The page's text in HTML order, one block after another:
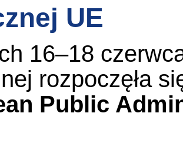
UE
16–18
rozpoczęła
Public